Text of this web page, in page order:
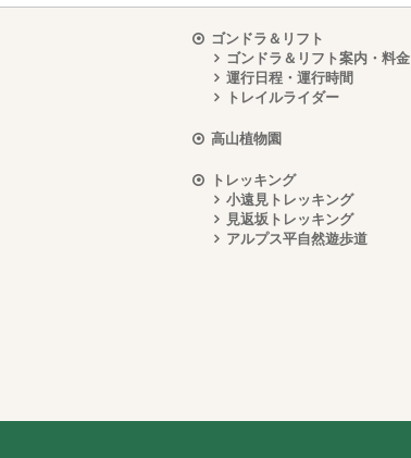
ゴンドラ＆リフト
ゴンドラ＆リフト案内・料金
運行日程・運行時間
トレイルライダー
高山植物園
トレッキング
小遠見トレッキング
見返坂トレッキング
アルプス平自然遊歩道